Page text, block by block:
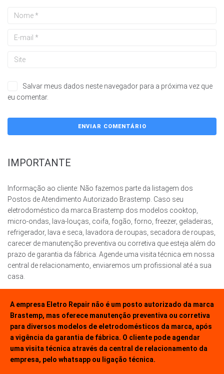
Salvar meus dados neste navegador para a próxima vez que
eu comentar.
IMPORTANTE
Informação ao cliente: Não fazemos parte da listagem dos
Postos de Atendimento Autorizado Brastemp. Caso seu
eletrodoméstico da marca Brastemp dos modelos cooktop,
micro-ondas, lava-louças, coifa, fogão, forno, freezer, geladeiras,
refrigerador, lava e seca, lavadora de roupas, secadora de roupas,
carecer de manutenção preventiva ou corretiva que esteja além do
prazo de garantia da fábrica. Agende uma visita técnica em nossa
central de relacionamento, enviaremos um profissional até a sua
casa.
A empresa Eletro Repair não é um posto autorizado da marca
Brastemp, mas oferece manutenção preventiva ou corretiva
para diversos modelos de eletrodomésticos da marca, após
a vigência da garantia de fábrica. O cliente pode agendar
uma visita técnica através da central de relacionamento da
empresa, pelo whatsapp ou ligação técnica.